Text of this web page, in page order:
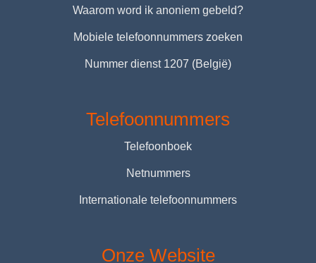
Waarom word ik anoniem gebeld?
Mobiele telefoonnummers zoeken
Nummer dienst 1207 (België)
Telefoonnummers
Telefoonboek
Netnummers
Internationale telefoonnummers
Onze Website